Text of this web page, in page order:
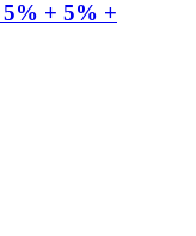
+ 5% +